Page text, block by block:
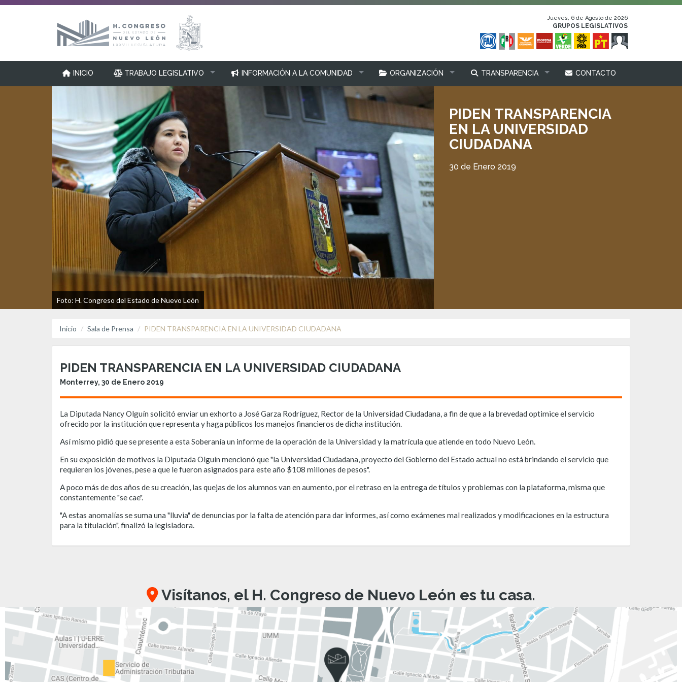
Jueves, 6 de Agosto de 2026
GRUPOS LEGISLATIVOS
INICIO TRABAJO LEGISLATIVO INFORMACIÓN A LA COMUNIDAD ORGANIZACIÓN TRANSPARENCIA CONTACTO
Foto: H. Congreso del Estado de Nuevo León
PIDEN TRANSPARENCIA
EN LA UNIVERSIDAD
CIUDADANA
30 de Enero 2019
Inicio Sala de Prensa PIDEN TRANSPARENCIA EN LA UNIVERSIDAD CIUDADANA
PIDEN TRANSPARENCIA EN LA UNIVERSIDAD CIUDADANA
Monterrey, 30 de Enero 2019
La Diputada Nancy Olguín solicitó enviar un exhorto a José Garza Rodríguez, Rector de la Universidad Ciudadana, a fin de que a la brevedad optimice el servicio
ofrecido por la institución que representa y haga públicos los manejos financieros de dicha institución.
Así mismo pidió que se presente a esta Soberanía un informe de la operación de la Universidad y la matrícula que atiende en todo Nuevo León.
En su exposición de motivos la Diputada Olguín mencionó que "la Universidad Ciudadana, proyecto del Gobierno del Estado actual no está brindando el servicio que
requieren los jóvenes, pese a que le fueron asignados para este año $108 millones de pesos".
A poco más de dos años de su creación, las quejas de los alumnos van en aumento, por el retraso en la entrega de títulos y problemas con la plataforma, misma que
constantemente "se cae".
"A estas anomalías se suma una "lluvia" de denuncias por la falta de atención para dar informes, así como exámenes mal realizados y modificaciones en la estructura
para la titulación", finalizó la legisladora.
Visítanos, el H. Congreso de Nuevo León es tu casa.